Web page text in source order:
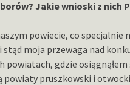
Jakie wnioski z nich
powiecie, co specjalnie
moja przewaga nad
powiatach, gdzie
powiaty pruszkowski i